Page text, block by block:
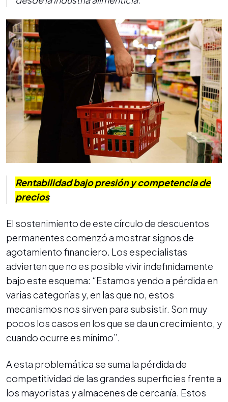
Rentabilidad bajo presión y competencia de
precios
El sostenimiento de este círculo de descuentos
permanentes comenzó a mostrar signos de
agotamiento financiero. Los especialistas
advierten que no es posible vivir indefinidamente
bajo este esquema: “Estamos yendo a pérdida en
varias categorías y, en las que no, estos
mecanismos nos sirven para subsistir. Son muy
pocos los casos en los que se da un crecimiento, y
cuando ocurre es mínimo”.
A esta problemática se suma la pérdida de
competitividad de las grandes superficies frente a
los mayoristas y almacenes de cercanía. Estos